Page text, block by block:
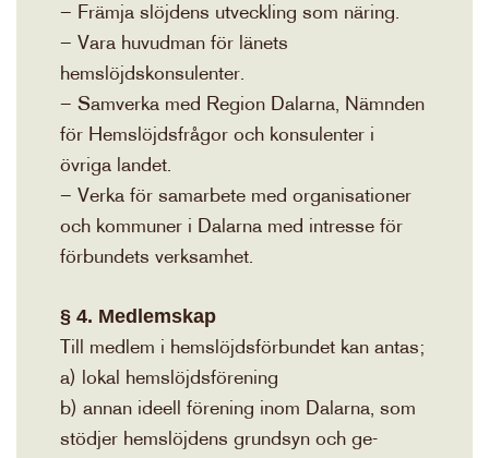
– Främja slöjdens utveckling som näring.
– Vara huvudman för länets
hemslöjdskonsulenter.
– Samverka med Region Dalarna, Nämnden
för Hemslöjdsfrågor och konsulenter i
övriga landet.
– Verka för samarbete med organisationer
och kommuner i Dalarna med intresse för
förbundets verksamhet.
§ 4. Medlemskap
Till medlem i hemslöjdsförbundet kan antas;
a) lokal hemslöjdsförening
b) annan ideell förening inom Dalarna, som
stödjer hemslöjdens grundsyn och ge-